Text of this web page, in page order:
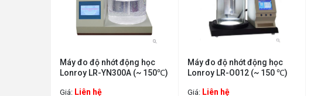
Máy đo độ nhớt động học
Lonroy LR-YN300A (~ 150℃)
Giá: Liên hệ
Máy đo độ nhớt động học
Lonroy LR-O012 (~ 150 ℃)
Giá: Liên hệ